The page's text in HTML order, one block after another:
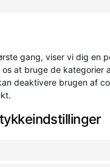
gang, viser vi dig en
os at bruge de
deaktivere brugen af